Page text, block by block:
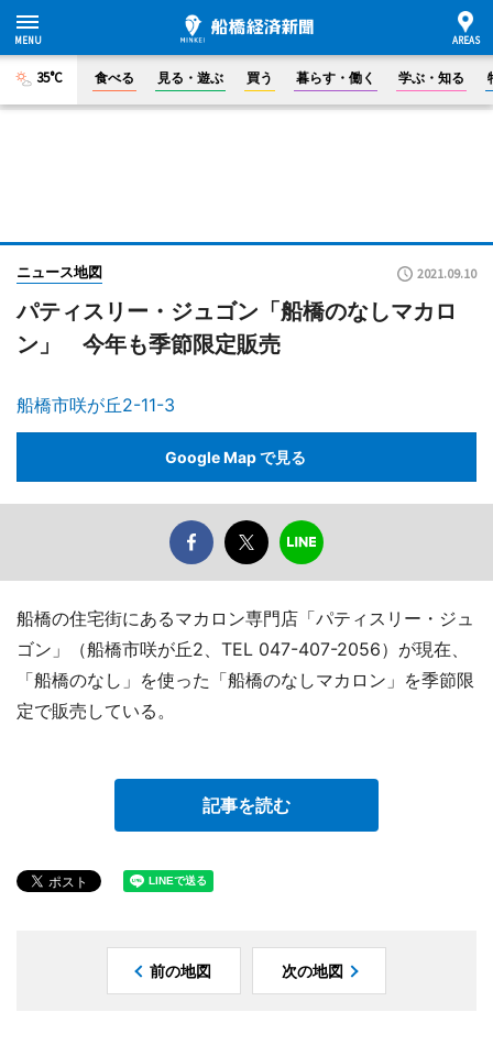
35°C 食べる 見る・遊ぶ 買う 暮らす・働く 学ぶ・知る
ニュース地図 2021.09.10
パティスリー・ジュゴン「船橋のなしマカロ
ン」 今年も季節限定販売
船橋市咲が丘2-11-3
Google Map で見る
船橋の住宅街にあるマカロン専門店「パティスリー・ジュ
ゴン」（船橋市咲が丘2、TEL 047-407-2056）が現在、
「船橋のなし」を使った「船橋のなしマカロン」を季節限
定で販売している。
記事を読む
前の地図 次の地図